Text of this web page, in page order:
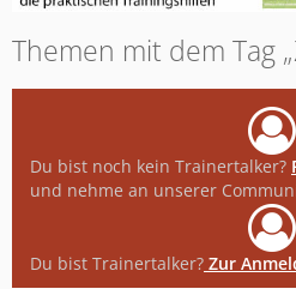
Themen mit dem Tag
Du bist noch kein Trainertalker?
und nehme an unserer
Du bist Trainertalker? Zur